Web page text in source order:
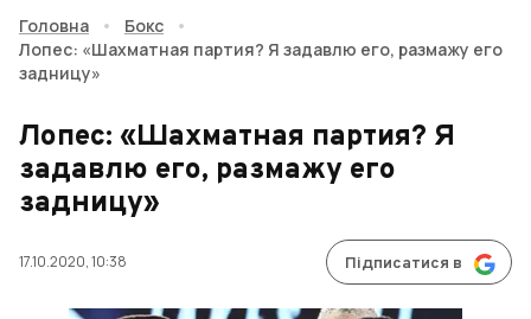
Головна • Бокс
•
Лопес: «Шахматная партия? Я задавлю его, размажу его
задницу»
Лопес: «Шахматная партия? Я
задавлю его, размажу его
задницу»
17.10.2020, 10:38 Підписатися в